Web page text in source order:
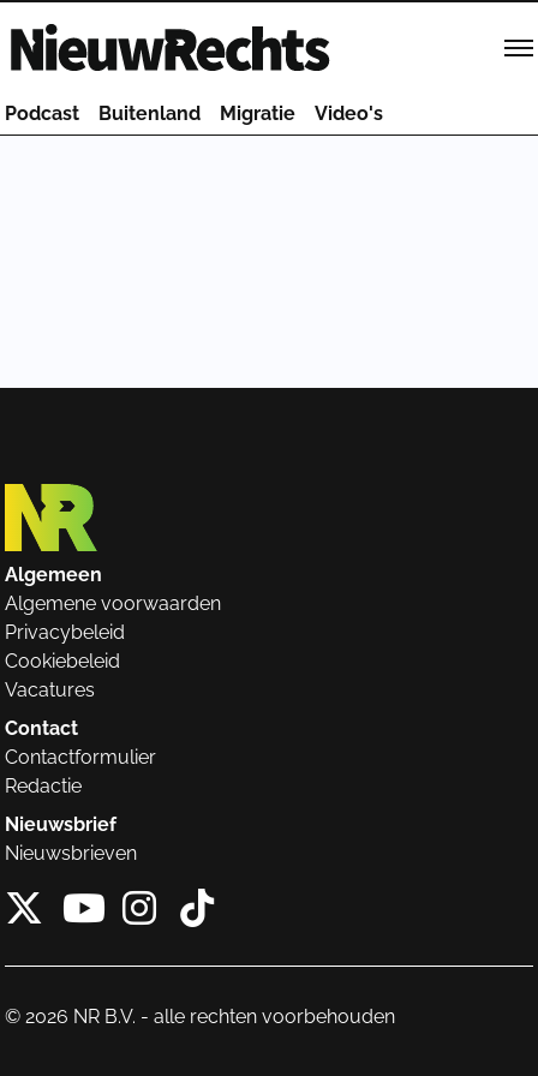
Homepage van NieuwRechts
Podcast Buitenland Migratie Video's
Algemeen
Algemene voorwaarden
Privacybeleid
Cookiebeleid
Vacatures
Contact
Contactformulier
Redactie
Nieuwsbrief
Nieuwsbrieven
X van NieuwRechts
Instagram van
Tiktok van
© 2026 NR B.V. - alle rechten voorbehouden